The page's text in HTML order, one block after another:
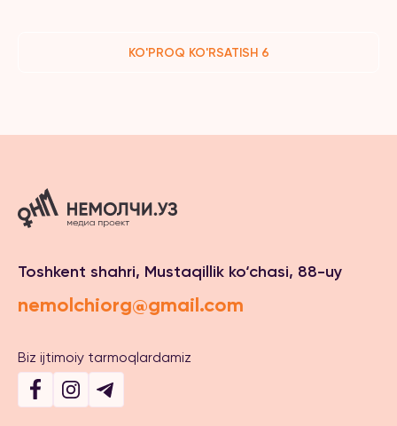
KO'PROQ KO'RSATISH 6
Toshkent shahri, Mustaqillik ko‘chasi, 88-uy
nemolchiorg@gmail.com
Biz ijtimoiy tarmoqlardamiz